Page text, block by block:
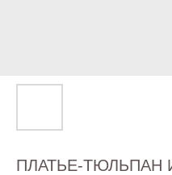
ПЛАТЬЕ-ТЮЛЬПАН